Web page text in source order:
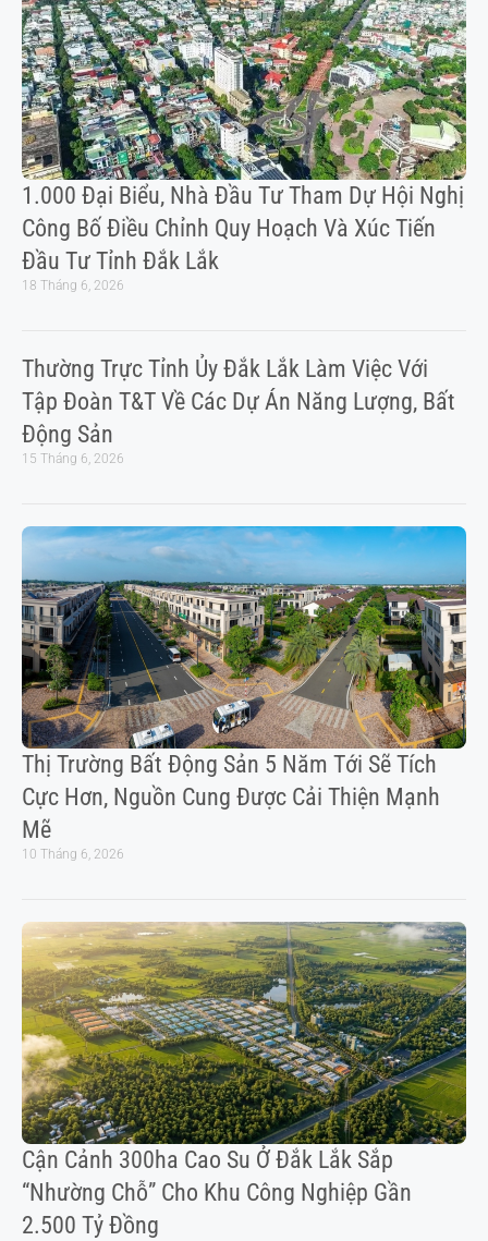
1.000 Đại Biểu, Nhà Đầu Tư Tham Dự Hội Nghị
Công Bố Điều Chỉnh Quy Hoạch Và Xúc Tiến
Đầu Tư Tỉnh Đắk Lắk
18 Tháng 6, 2026
Thường Trực Tỉnh Ủy Đắk Lắk Làm Việc Với
Tập Đoàn T&T Về Các Dự Án Năng Lượng, Bất
Động Sản
15 Tháng 6, 2026
Thị Trường Bất Động Sản 5 Năm Tới Sẽ Tích
Cực Hơn, Nguồn Cung Được Cải Thiện Mạnh
Mẽ
10 Tháng 6, 2026
Cận Cảnh 300ha Cao Su Ở Đắk Lắk Sắp
“nhường Chỗ” Cho Khu Công Nghiệp Gần
2.500 Tỷ Đồng